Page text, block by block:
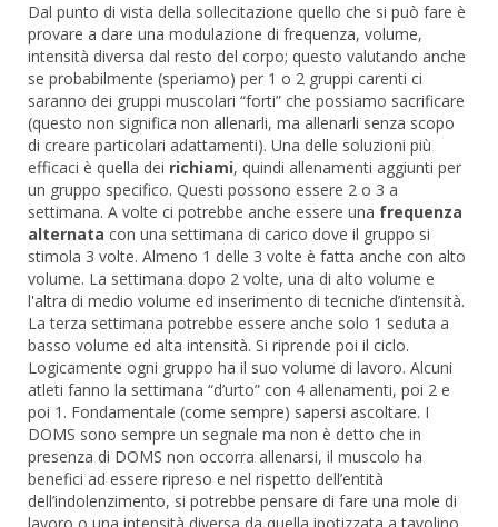
Dal punto di vista della sollecitazione quello che si può fare è
provare a dare una modulazione di frequenza, volume,
intensità diversa dal resto del corpo; questo valutando anche
se probabilmente (speriamo) per 1 o 2 gruppi carenti ci
saranno dei gruppi muscolari “forti” che possiamo sacrificare
(questo non significa non allenarli, ma allenarli senza scopo
di creare particolari adattamenti). Una delle soluzioni più
efficaci è quella dei richiami, quindi allenamenti aggiunti per
un gruppo specifico. Questi possono essere 2 o 3 a
settimana. A volte ci potrebbe anche essere una frequenza
alternata con una settimana di carico dove il gruppo si
stimola 3 volte. Almeno 1 delle 3 volte è fatta anche con alto
volume. La settimana dopo 2 volte, una di alto volume e
l'altra di medio volume ed inserimento di tecniche d’intensità.
La terza settimana potrebbe essere anche solo 1 seduta a
basso volume ed alta intensità. Si riprende poi il ciclo.
Logicamente ogni gruppo ha il suo volume di lavoro. Alcuni
atleti fanno la settimana “d’urto” con 4 allenamenti, poi 2 e
poi 1. Fondamentale (come sempre) sapersi ascoltare. I
DOMS sono sempre un segnale ma non è detto che in
presenza di DOMS non occorra allenarsi, il muscolo ha
benefici ad essere ripreso e nel rispetto dell’entità
dell’indolenzimento, si potrebbe pensare di fare una mole di